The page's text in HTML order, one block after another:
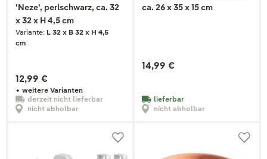
'Neze', perlschwarz, ca. 32
x 32 x H 4,5 cm
Variante: L 32 x B 32 x H 4,5
cm
12,99 €
+ weitere Varianten
derzeit nicht lieferbar
nicht abholbar
ca. 26 x 35 x 15 cm
14,99 €
lieferbar
nicht abholbar